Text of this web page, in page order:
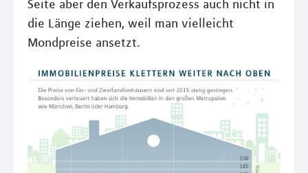
Seite aber den Verkaufsprozess auch nicht in
die Länge ziehen, weil man vielleicht
Mondpreise ansetzt.